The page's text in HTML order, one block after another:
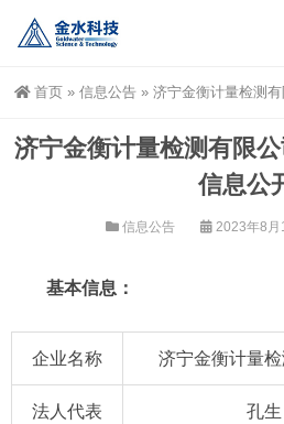
首页 » 信息公告 » 济宁金衡计量检测有
济宁金衡计量检测有限
信息公
信息公告 2023年8月
基本信息：
企业名称 济宁金衡计量
法人代表 孔生